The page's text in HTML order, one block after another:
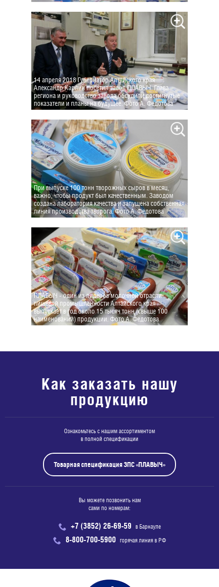
14 апреля 2018 Губернатор Алтайского края
Александр Карлин посетил завод ПЛАВЫЧ. Глава
региона и руководство завода обсудили достигнутые
показатели и планы на будущее. Фото А. Федотова
При выпуске 100 тонн творожных сыров в месяц,
важно, чтобы продукт был качественным. Заводом
создана лаборатория качества и запущена собственная
линия производства творога. Фото А. Федотова
ПЛАВЫЧ - один из лидеров молочной отрасли
пищевой промышленности Алтайского края -
выпускает в год около 15 тысяч тонн (свыше 100
наименований) продукции. Фото А. Федотова
Как заказать нашу
продукцию
Ознакомьтесь с нашим ассортиментом
в полной спецификации
Товарная спецификация ЗПС «ПЛАВЫЧ»
Вы можете позвонить нам
сами по номерам:
+7 (3852) 26-69-59 в Барнауле
8-800-700-5900 горячая линия в РФ